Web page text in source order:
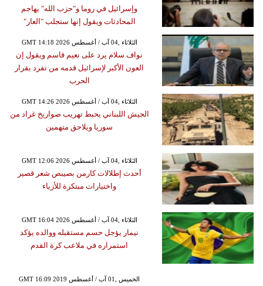
وإسرائيل في روما و"حزب الله" يهاجم
المحادثات ويقول إنها ستجلب "العار"
GMT 14:18 2026 الثلاثاء ,04 آب / أغسطس
نواف سلام يرد على نعيم قاسم ويقول إن
العون الأكبر لإسرائيل قدمه من تفرد بقرار
الحرب
GMT 14:26 2026 الثلاثاء ,04 آب / أغسطس
الجيش اللبناني يحبط تهريب صواريخ غراد من
سوريا ويلاحق متهمين
GMT 12:06 2026 الثلاثاء ,04 آب / أغسطس
أحدث إطلالات كارمن بصيبص شعر قصير
واختيارات مبتكرة للأزياء
GMT 16:04 2026 الثلاثاء ,04 آب / أغسطس
نيمار يؤجل حسم مستقبله ووالده يؤكد
استمراره في ملاعب كرة القدم
GMT 16:09 2019 الخميس ,01 آب / أغسطس